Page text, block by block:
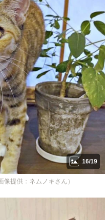
16/19
提供：ネムノキさん）